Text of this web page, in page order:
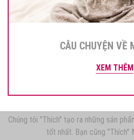
CÂU CHUYỆN VỀ
XEM THÊM
Chúng tôi "Thích" tạo ra những sản
tốt nhất. Bạn cũng "Thích"